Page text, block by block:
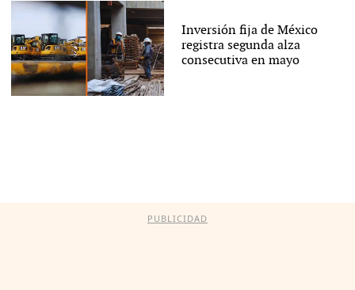
Inversión fija de México
registra segunda alza
consecutiva en mayo
PUBLICIDAD